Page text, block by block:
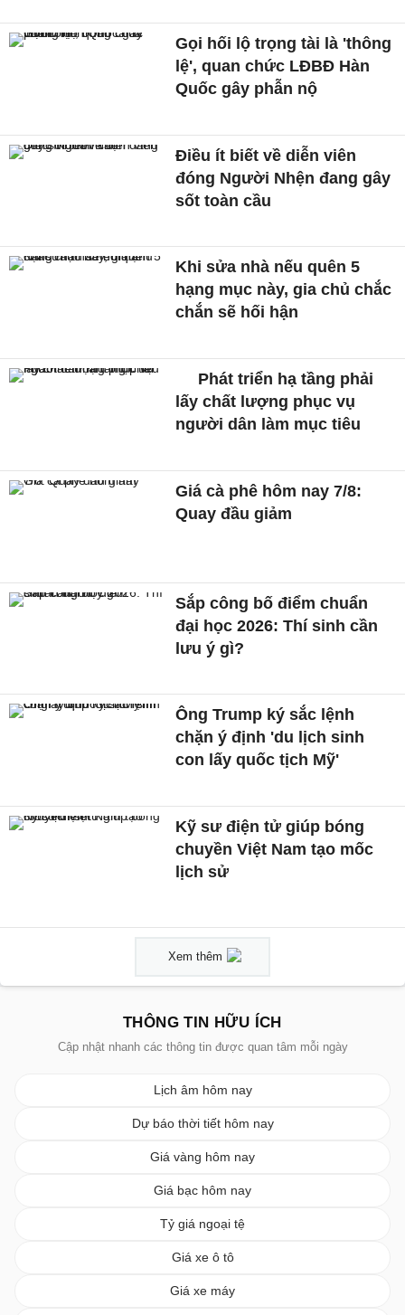
Gọi hối lộ trọng tài là 'thông
lệ', quan chức LĐBĐ Hàn
Quốc gây phẫn nộ
Điều ít biết về diễn viên
đóng Người Nhện đang gây
sốt toàn cầu
Khi sửa nhà nếu quên 5
hạng mục này, gia chủ chắc
chắn sẽ hối hận
Phát triển hạ tầng phải
lấy chất lượng phục vụ
người dân làm mục tiêu
Giá cà phê hôm nay 7/8:
Quay đầu giảm
Sắp công bố điểm chuẩn
đại học 2026: Thí sinh cần
lưu ý gì?
Ông Trump ký sắc lệnh
chặn ý định 'du lịch sinh
con lấy quốc tịch Mỹ'
Kỹ sư điện tử giúp bóng
chuyền Việt Nam tạo mốc
lịch sử
Xem thêm
THÔNG TIN HỮU ÍCH
Cập nhật nhanh các thông tin được quan tâm mỗi ngày
Lịch âm hôm nay
Dự báo thời tiết hôm nay
Giá vàng hôm nay
Giá bạc hôm nay
Tỷ giá ngoại tệ
Giá xe ô tô
Giá xe máy